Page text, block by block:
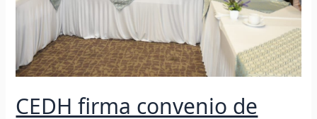
CEDH firma convenio de